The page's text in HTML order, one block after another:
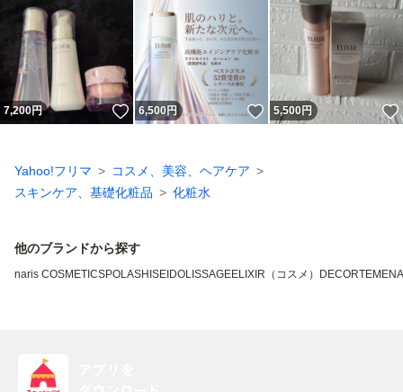
7,200円 いいね！
6,500円 いいね！
5,500円
Yahoo!フリマ
コスメ、美容、ヘアケア
スキンケア、基礎化粧品
化粧水
他のブランドから探す
naris COSMETICSPOLASHISEIDOLISSAGEELIXIR（コスメ） DECORTE